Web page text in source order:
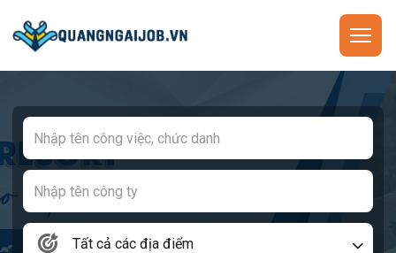
Tất cả các địa điểm